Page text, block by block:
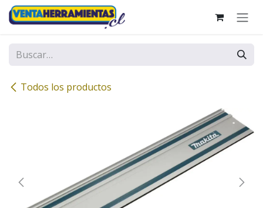
Ir al contenido
Todos los productos